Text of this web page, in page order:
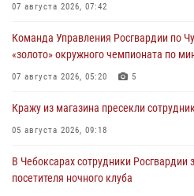
07 августа 2026, 07:42
Команда Управления Росгвардии по
«золото» окружного чемпионата по
07 августа 2026, 05:20 5
Кражу из магазина пресекли
05 августа 2026, 09:18
В Чебоксарах сотрудники Росгвардии
посетителя ночного клуба